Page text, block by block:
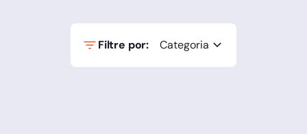
Filtre por: Categoria